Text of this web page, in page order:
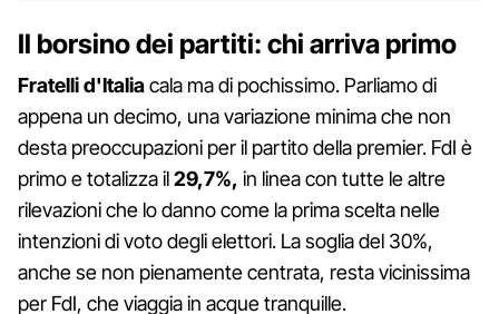
Il borsino dei partiti: chi arriva primo
Fratelli d'Italiacala ma di pochissimo. Parliamo di
appena un decimo, una variazione minima che non
desta preoccupazioni per il partito della premier. FdI è
primo e totalizza il29,7%, in linea con tutte le altre
rilevazioni che lo danno come la prima scelta nelle
intenzioni di voto degli elettori. La soglia del 30%,
anche se non pienamente centrata, resta vicinissima
per FdI, che viaggia in acque tranquille.